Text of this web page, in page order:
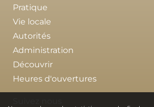
Pratique
Vie locale
Autorités
Administration
Découvrir
Heures d'ouvertures